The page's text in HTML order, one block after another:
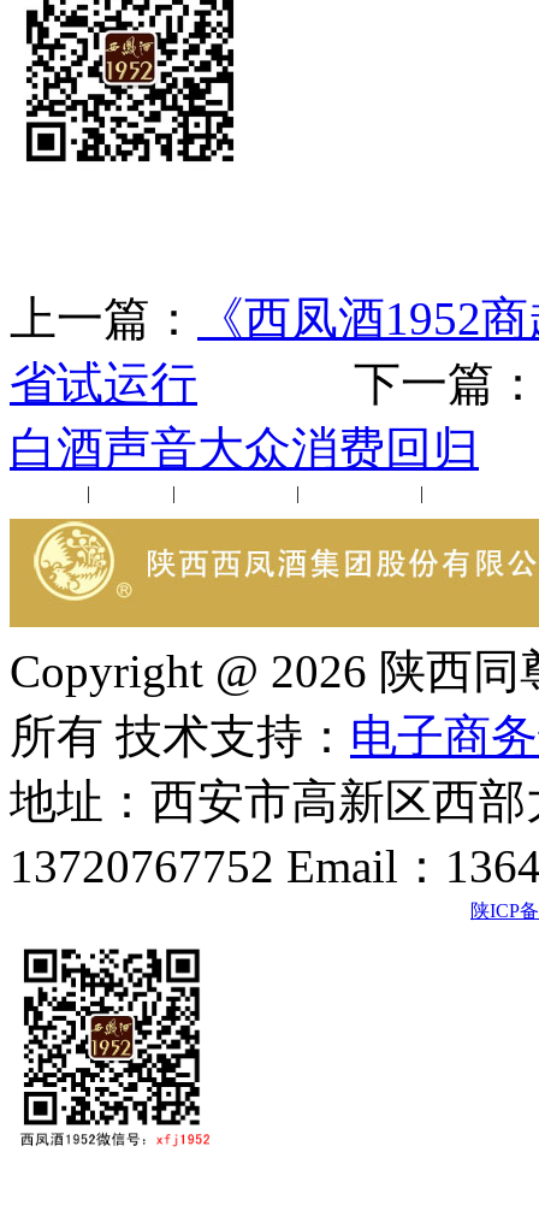
上一篇：
《西凤酒1952
省试运行 下一篇
白酒声音大众消费回归
| | | |
Copyright @ 2026 陕西
所有 技术支持： 电子商
地址：西安市高新区西
13720767752 Email：
陕ICP